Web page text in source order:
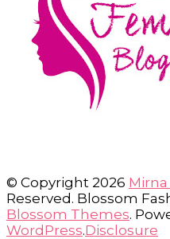
© Copyright 2026
Reserved. Blossom
Blossom Themes.
WordPress.Disclosure